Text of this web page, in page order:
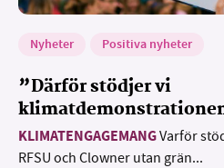
Nyheter Positiva nyheter
”Därför stödjer vi
KLIMATENGAGEMANGVarför
RFSU och Clowner utan grän...